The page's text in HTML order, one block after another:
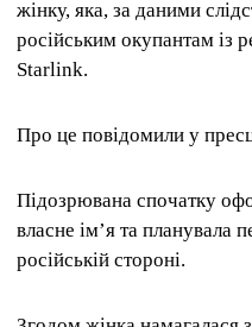
жінку, яка, за даними
російським окупантам із
Starlink.
Про це повідомили у
Підозрювана спочатку
власне ім’я та планувала
російській стороні.